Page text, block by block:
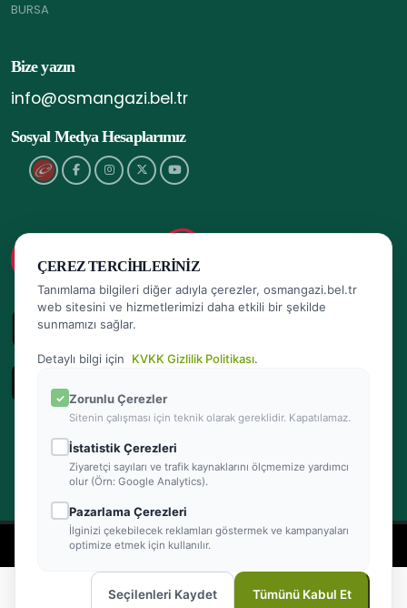
BURSA
Bize yazın
info@osmangazi.bel.tr
Sosyal Medya Hesaplarımız
2026 © Osmangazi Belediyesi Tüm hakları saklıdır
ÇEREZ TERCIHLERINIZ
Tanımlama bilgileri diğer adıyla çerezler, osmangazi.bel.tr
web sitesini ve hizmetlerimizi daha etkili bir şekilde
sunmamızı sağlar.
Detaylı bilgi için KVKK Gizlilik Politikası.
Zorunlu Çerezler
Sitenin çalışması için teknik olarak gereklidir. Kapatılamaz.
İstatistik Çerezleri
Ziyaretçi sayıları ve trafik kaynaklarını ölçmemize yardımcı
olur (Örn: Google Analytics).
Pazarlama Çerezleri
İlginizi çekebilecek reklamları göstermek ve kampanyaları
optimize etmek için kullanılır.
Seçilenleri Kaydet Tümünü Kabul Et